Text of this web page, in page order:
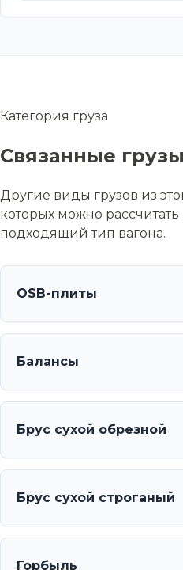
Категория груза
Связанные грузы
Другие виды грузов из
которых можно
подходящий тип вагона.
OSB-плиты
Балансы
Брус сухой обрезной
Брус сухой строганый
Горбыль